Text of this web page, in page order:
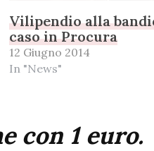
Vilipendio alla
caso in Procura
12 Giugno 2014
In "News"
con 1 euro.